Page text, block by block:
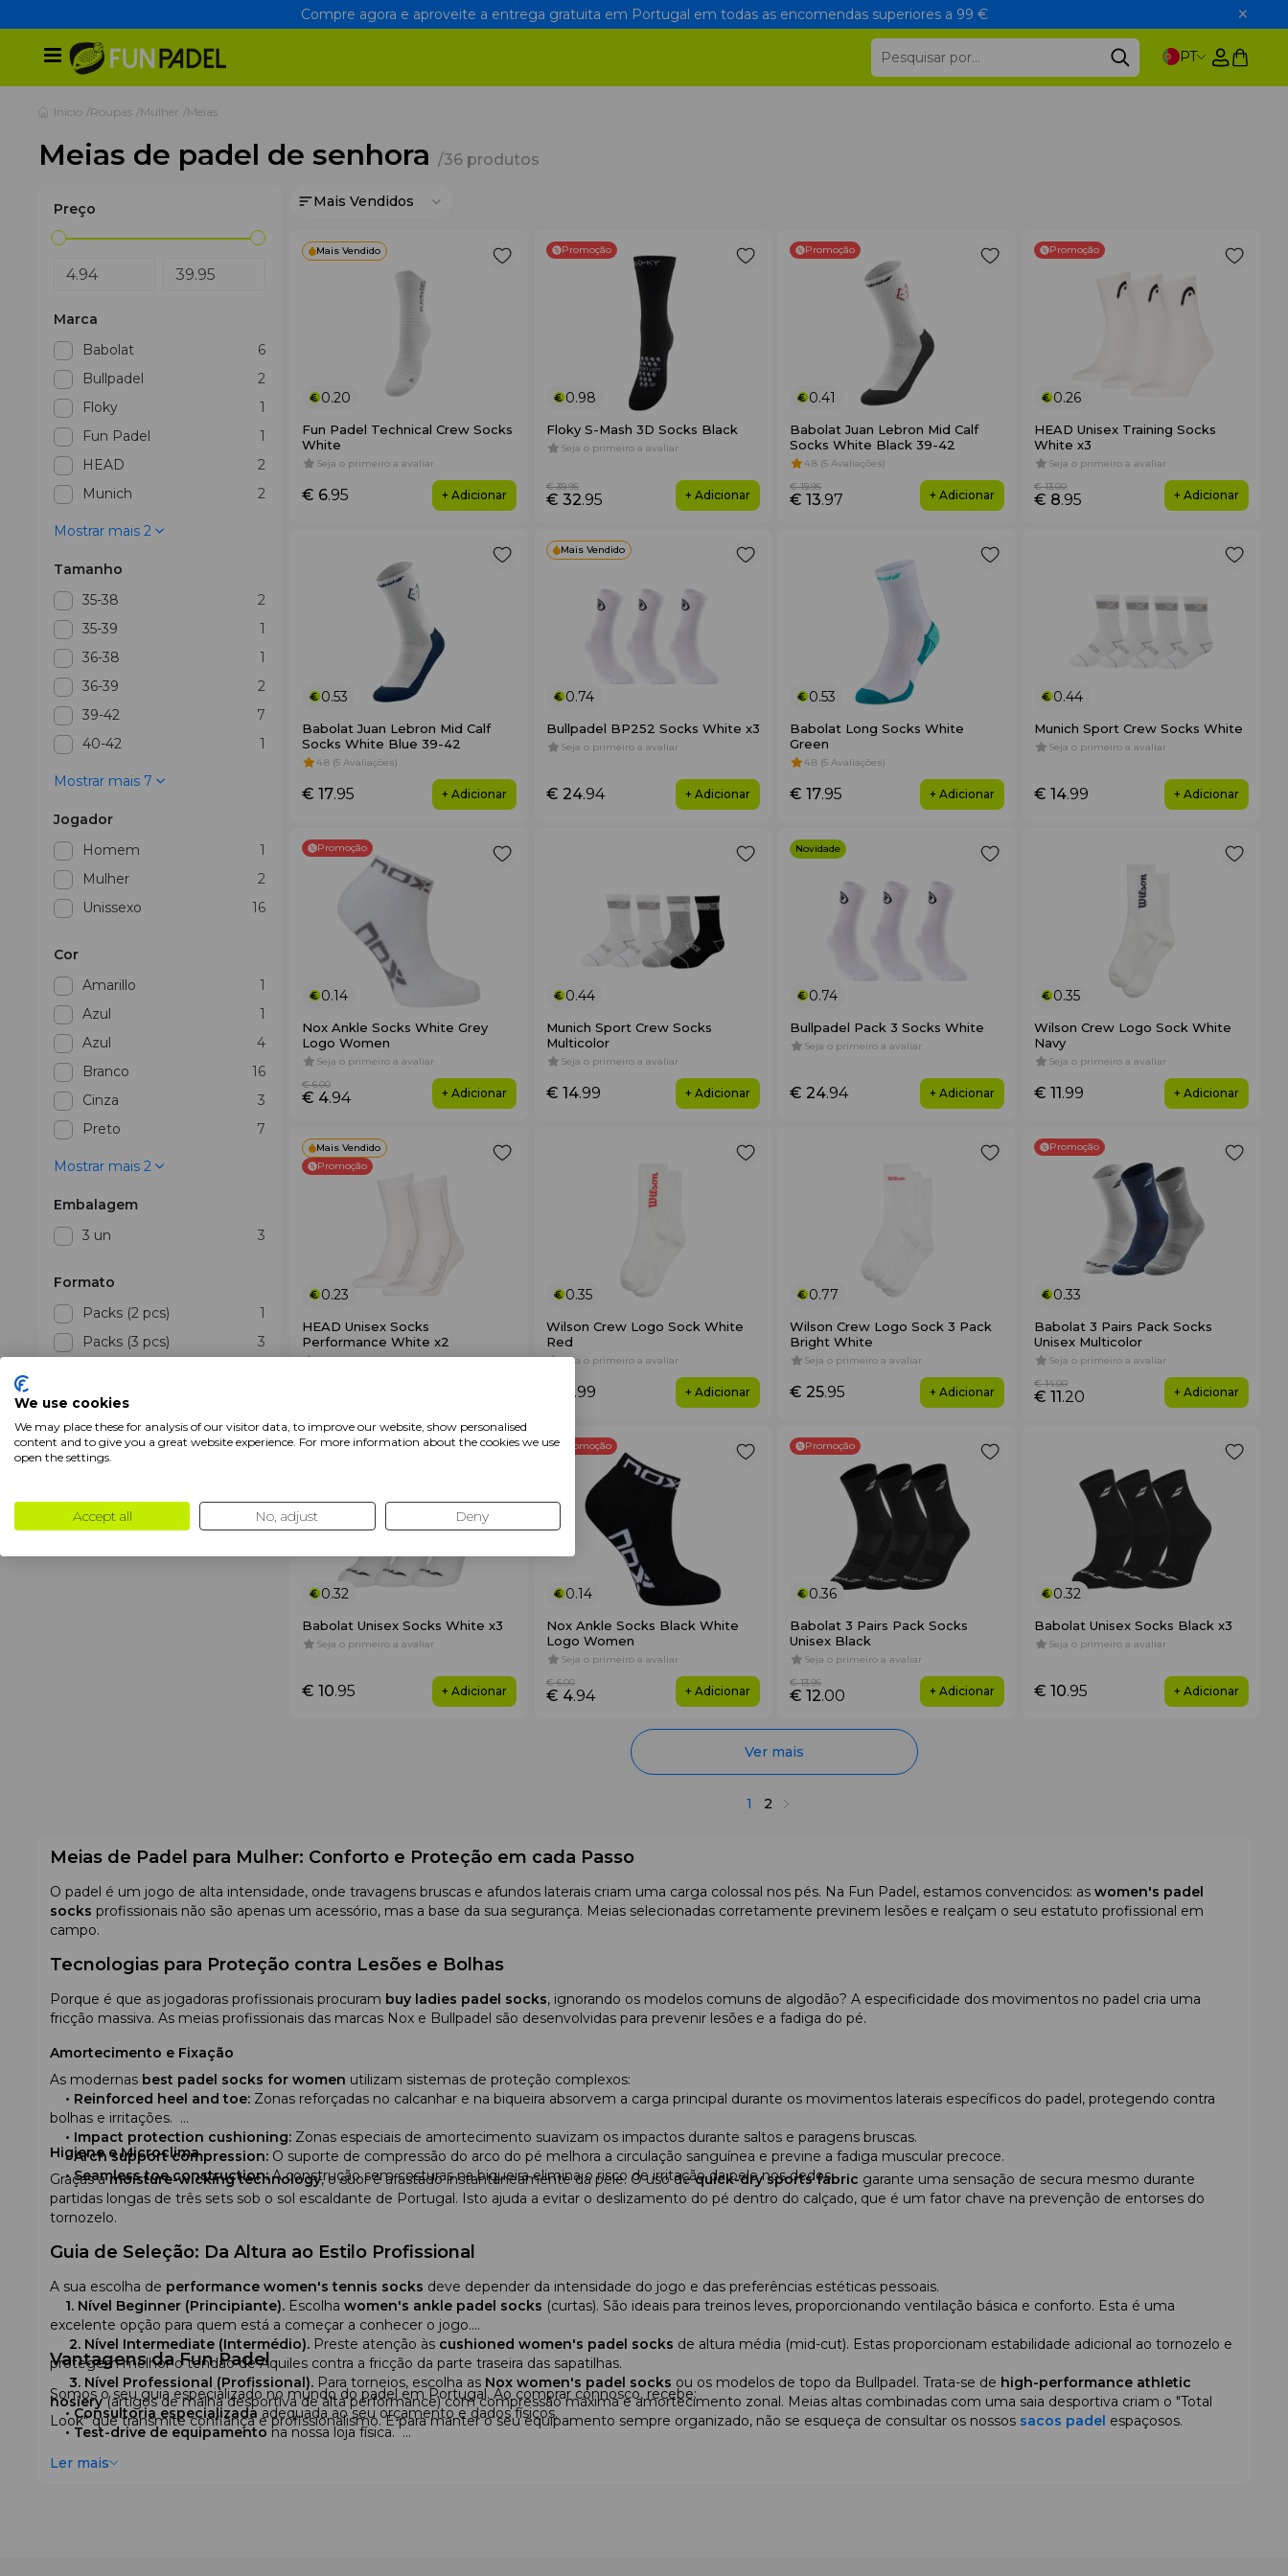
Compre agora e aproveite a entrega gratuita em Portugal em todas as encomendas superiores a 99 €
PT
Início Roupas Mulher Meias
Meias de padel de senhora /36 produtos
Preço
Marca
Babolat
6
Bullpadel
2
Floky
1
Fun Padel
1
HEAD
2
Munich
2
Mostrar mais 2
Tamanho
35-38
2
35-39
1
36-38
1
36-39
2
39-42
7
40-42
1
Mostrar mais 7
Jogador
Homem
1
Mulher
2
Unissexo
16
Cor
Amarillo
1
Azul
1
Azul
4
Branco
16
Cinza
3
Preto
7
Mostrar mais 2
Embalagem
3 un
3
Formato
Packs (2 pcs)
1
Packs (3 pcs)
3
Mais Vendidos
Mais Vendido
0.20
Fun Padel Technical Crew Socks
White
Seja o primeiro a avaliar
€ 6.95 + Adicionar
Promoção
0.98
Floky S-Mash 3D Socks Black
Seja o primeiro a avaliar
€ 32.95
€ 39.95
+ Adicionar
Promoção
0.41
Babolat Juan Lebron Mid Calf
Socks White Black 39-42
4.8 (5 Avaliações)
€ 13.97
€ 19.95
+ Adicionar
Promoção
0.26
HEAD Unisex Training Socks
White x3
Seja o primeiro a avaliar
€ 8.95
€ 13.00
+ Adicionar
0.53
Babolat Juan Lebron Mid Calf
Socks White Blue 39-42
4.8 (5 Avaliações)
€ 17.95 + Adicionar
Mais Vendido
0.74
Bullpadel BP252 Socks White x3
Seja o primeiro a avaliar
€ 24.94 + Adicionar
0.53
Babolat Long Socks White
Green
4.8 (5 Avaliações)
€ 17.95 + Adicionar
0.44
Munich Sport Crew Socks White
Seja o primeiro a avaliar
€ 14.99 + Adicionar
Promoção
0.14
Nox Ankle Socks White Grey
Logo Women
Seja o primeiro a avaliar
€ 4.94
€ 6.00
+ Adicionar
0.44
Munich Sport Crew Socks
Multicolor
Seja o primeiro a avaliar
€ 14.99 + Adicionar
Novidade
0.74
Bullpadel Pack 3 Socks White
Seja o primeiro a avaliar
€ 24.94 + Adicionar
0.35
Wilson Crew Logo Sock White
Navy
Seja o primeiro a avaliar
€ 11.99 + Adicionar
Mais Vendido
Promoção
0.23
HEAD Unisex Socks
Performance White x2
Seja o primeiro a avaliar
0.35
Wilson Crew Logo Sock White
Red
Seja o primeiro a avaliar
.99 + Adicionar
0.77
Wilson Crew Logo Sock 3 Pack
Bright White
Seja o primeiro a avaliar
€ 25.95 + Adicionar
Promoção
0.33
Babolat 3 Pairs Pack Socks
Unisex Multicolor
Seja o primeiro a avaliar
€ 11.20
€ 14.00
+ Adicionar
Mais Vendido
0.32
Babolat Unisex Socks White x3
Seja o primeiro a avaliar
€ 10.95 + Adicionar
Promoção
0.14
Nox Ankle Socks Black White
Logo Women
Seja o primeiro a avaliar
€ 4.94
€ 6.00
+ Adicionar
Promoção
0.36
Babolat 3 Pairs Pack Socks
Unisex Black
Seja o primeiro a avaliar
€ 12.00
€ 13.95
+ Adicionar
0.32
Babolat Unisex Socks Black x3
Seja o primeiro a avaliar
€ 10.95 + Adicionar
Ver mais
1 2
Meias de Padel para Mulher: Conforto e Proteção em cada Passo
O padel é um jogo de alta intensidade, onde travagens bruscas e afundos laterais criam uma carga colossal nos pés. Na Fun Padel, estamos convencidos: as women's padel
socks profissionais não são apenas um acessório, mas a base da sua segurança. Meias selecionadas corretamente previnem lesões e realçam o seu estatuto profissional em
campo.
Tecnologias para Proteção contra Lesões e Bolhas
Porque é que as jogadoras profissionais procuram buy ladies padel socks, ignorando os modelos comuns de algodão? A especificidade dos movimentos no padel cria uma
fricção massiva. As meias profissionais das marcas Nox e Bullpadel são desenvolvidas para prevenir lesões e a fadiga do pé.
Amortecimento e Fixação
As modernas best padel socks for women utilizam sistemas de proteção complexos:
• Reinforced heel and toe: Zonas reforçadas no calcanhar e na biqueira absorvem a carga principal durante os movimentos laterais específicos do padel, protegendo contra
bolhas e irritações.
• Impact protection cushioning: Zonas especiais de amortecimento suavizam os impactos durante saltos e paragens bruscas.
•Arch support compression: O suporte de compressão do arco do pé melhora a circulação sanguínea e previne a fadiga muscular precoce.
•Seamless toe construction:A construção sem costuras na biqueira elimina o risco de irritação da pele nos dedos.
Higiene e Microclima
Graças àmoisture-wicking technology, o suor é afastado instantaneamente da pele. O uso dequick-dry sports fabric garante uma sensação de secura mesmo durante
partidas longas de três sets sob o sol escaldante de Portugal. Isto ajuda a evitar o deslizamento do pé dentro do calçado, que é um fator chave na prevenção de entorses do
tornozelo.
Guia de Seleção: Da Altura ao Estilo Profissional
A sua escolha de performance women's tennis socks deve depender da intensidade do jogo e das preferências estéticas pessoais.
1. Nível Beginner (Principiante). Escolha women's ankle padel socks (curtas). São ideais para treinos leves, proporcionando ventilação básica e conforto. Esta é uma
excelente opção para quem está a começar a conhecer o jogo.
2. Nível Intermediate (Intermédio). Preste atenção às cushioned women's padel socks de altura média (mid-cut). Estas proporcionam estabilidade adicional ao tornozelo e
protegem melhor o tendão de Aquiles contra a fricção da parte traseira das sapatilhas.
3. Nível Professional (Profissional). Para torneios, escolha as Nox women's padel socks ou os modelos de topo da Bullpadel. Trata-se de high-performance athletic
hosiery(artigos de malha desportiva de alta performance) com compressão máxima e amortecimento zonal. Meias altas combinadas com uma saia desportiva criam o "Total
Look" que transmite confiança e profissionalismo. E para manter o seu equipamento sempre organizado, não se esqueça de consultar os nossos sacos padel espaçosos.
Vantagens da Fun Padel
Somos o seu guia especializado no mundo do padel em Portugal. Ao comprar connosco, recebe:
• Consultoria especializada adequada ao seu orçamento e dados físicos.
• Test-drive de equipamento na nossa loja física.
• Entrega rápida
Ler mais
We use cookies
We may place these for analysis of our visitor data, to improve our website, show personalised
content and to give you a great website experience. For more information about the cookies we use
open the settings.
Accept all No, adjust Deny